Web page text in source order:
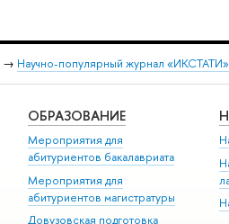
→ Научно-популярный журнал «ИКСТАТИ»
ОБРАЗОВАНИЕ
Мероприятия для
абитуриентов бакалавриата
Мероприятия для
абитуриентов магистратуры
Довузовская подготовка